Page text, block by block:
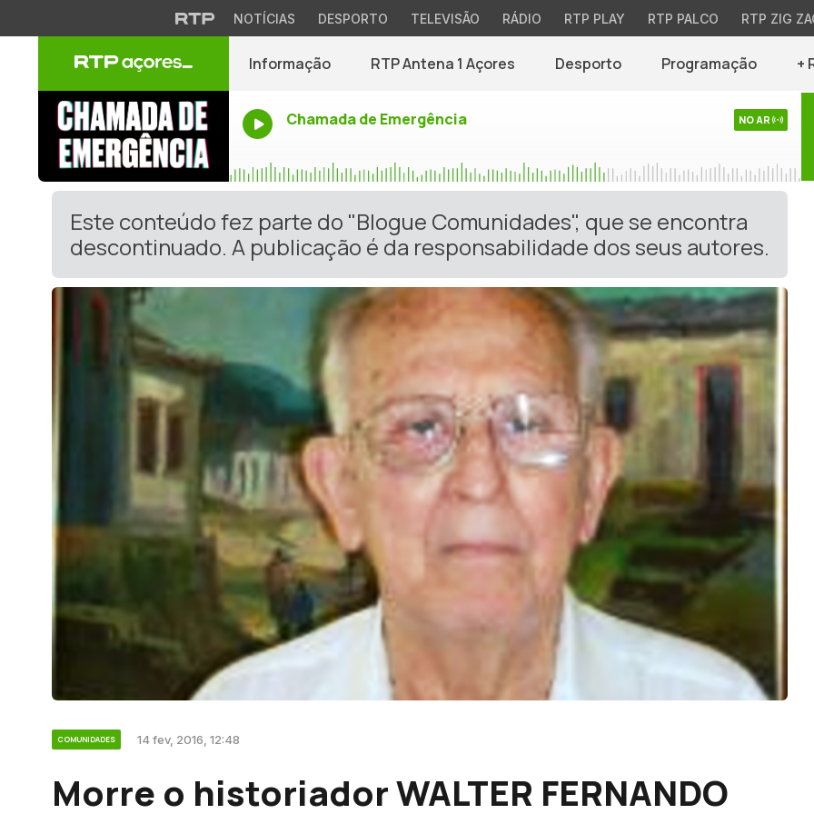
NOTÍCIAS DESPORTO TELEVISÃO RÁDIO RTP PLAY RTP PALCO RTP ZIG
Informação RTP Antena 1 Açores Desporto Programação +
Chamada de Emergência NO AR
Este conteúdo fez parte do "Blogue Comunidades", que se encontra
descontinuado. A publicação é da responsabilidade dos seus autores.
COMUNIDADES 14 fev, 2016, 12:48
Morre o historiador WALTER FERNANDO